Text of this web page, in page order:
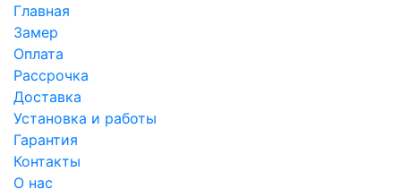
Главная
Замер
Оплата
Рассрочка
Доставка
Установка и работы
Гарантия
Контакты
О нас